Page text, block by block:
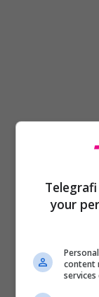
your
content